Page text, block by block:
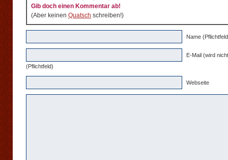
Gib doch einen Kommentar ab!
(Aber keinen Quatsch schreiben!)
Name
E-Mail (wird
(Pflichtfeld)
Webseite